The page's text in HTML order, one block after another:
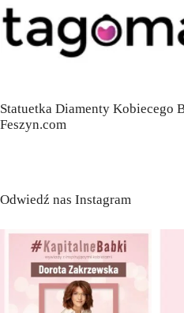
Statuetka Diamenty Kobiecego
Feszyn.com
Odwiedź nas Instagram